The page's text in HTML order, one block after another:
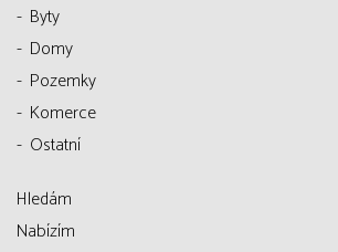
Byty
Domy
Pozemky
Komerce
Ostatní
Hledám
Nabízím